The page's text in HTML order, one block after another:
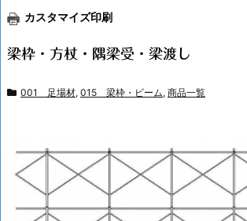
カスタマイズ印刷
梁枠・方杖・隅梁受・梁渡し
001 足場材, 015 梁枠・ビーム, 商品一覧